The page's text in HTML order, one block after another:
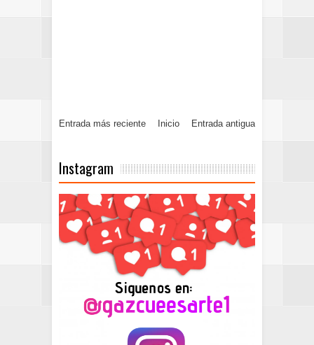
Entrada más reciente Entrada antigua
Inicio
Instagram